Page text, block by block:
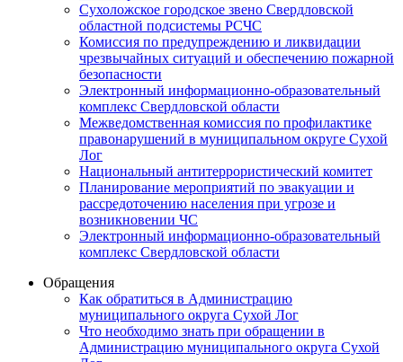
Сухоложское городское звено Свердловской
областной подсистемы РСЧС
Комиссия по предупреждению и ликвидации
чрезвычайных ситуаций и обеспечению пожарной
безопасности
Электронный информационно-образовательный
комплекс Cвердловской области
Межведомственная комиссия по профилактике
правонарушений в муниципальном округе Сухой
Лог
Национальный антитеррористический комитет
Планирование мероприятий по эвакуации и
рассредоточению населения при угрозе и
возникновении ЧС
Электронный информационно-образовательный
комплекс Свердловской области
Обращения
Как обратиться в Администрацию
муниципального округа Сухой Лог
Что необходимо знать при обращении в
Администрацию муниципального округа Сухой